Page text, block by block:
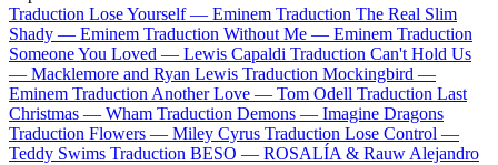
Traduction Lose Yourself — Eminem Traduction The Real Slim
Shady — Eminem Traduction Without Me — Eminem Traduction
Someone You Loved — Lewis Capaldi Traduction Can't Hold Us
— Macklemore and Ryan Lewis Traduction Mockingbird —
Eminem Traduction Another Love — Tom Odell Traduction Last
Christmas — Wham Traduction Demons — Imagine Dragons
Traduction Flowers — Miley Cyrus Traduction Lose Control —
Teddy Swims Traduction BESO — ROSALÍA & Rauw Alejandro